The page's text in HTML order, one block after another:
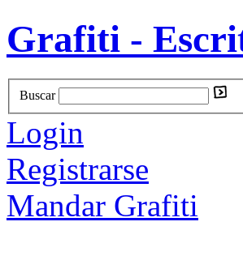
Grafiti -
Buscar
Login
Registrarse
Mandar Grafiti